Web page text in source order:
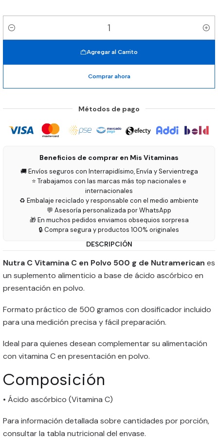
Cantidad
Agregar al Carrito
Comprar ahora
Métodos de pago
Beneficios de comprar en Mis Vitaminas
🚚 Envíos seguros con Interrapidísimo, Envía y Servientrega
⭐ Trabajamos con las marcas más top nacionales e
internacionales
♻️ Embalaje reciclado y responsable con el medio ambiente
💬 Asesoría personalizada por WhatsApp
🎁 En muchos pedidos enviamos obsequios sorpresa
🔒 Compra segura y productos 100% originales
DESCRIPCIÓN
Nutra C Vitamina C en Polvo 500 g de Nutramerican es
un suplemento alimenticio a base de ácido ascórbico en
presentación en polvo.
Formato práctico de 500 gramos con dosificador incluido
para una medición precisa y fácil preparación.
Ideal para quienes desean complementar su alimentación
con vitamina C en presentación en polvo.
Composición
• Ácido ascórbico (Vitamina C)
Para información detallada sobre cantidades por porción,
consultar la tabla nutricional del envase.